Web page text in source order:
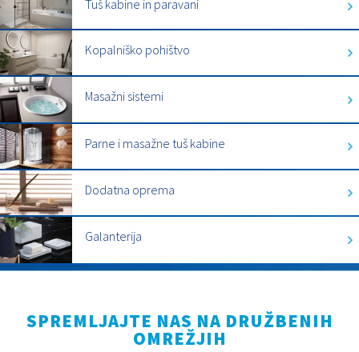
Tuš kabine in paravani
Kopalniško pohištvo
Masažni sistemi
Parne i masažne tuš kabine
Dodatna oprema
Galanterija
SPREMLJAJTE NAS NA DRUŽBENIH
OMREŽJIH